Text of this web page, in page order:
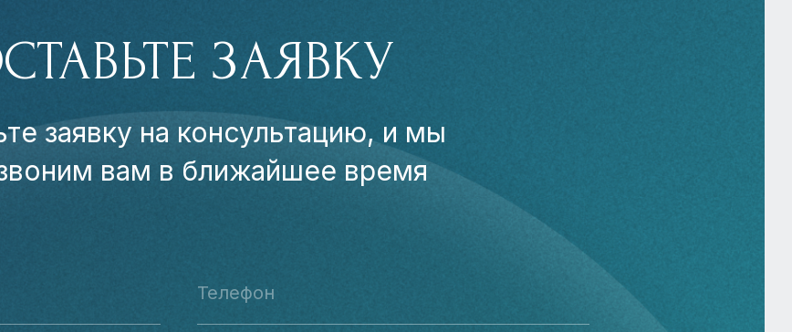
ЗАЯВКУ
заявку на консультацию, и мы
вам в ближайшее время